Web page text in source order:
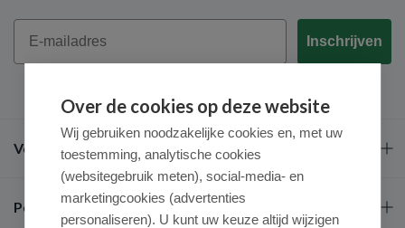
Email
Inschrijven
Veel gestelde vragen
Populaire merken
Over de cookies op deze website
Wij gebruiken noodzakelijke cookies en, met uw
toestemming, analytische cookies
(websitegebruik meten), social-media- en
marketingcookies (advertenties
personaliseren). U kunt uw keuze altijd wijzigen